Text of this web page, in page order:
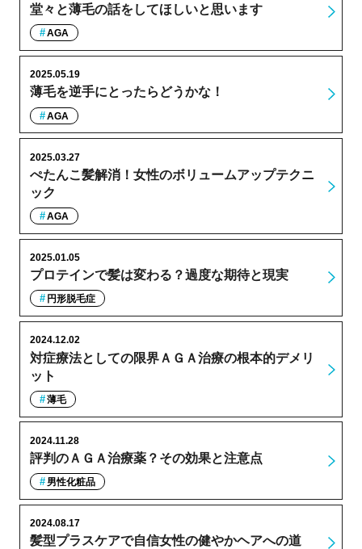
堂々と薄毛の話をしてほしいと思います
AGA
薄毛を逆手にとったらどうかな！
2025.05.19
AGA
ぺたんこ髪解消！女性のボリュームアップテクニ
ック
2025.03.27
AGA
プロテインで髪は変わる？過度な期待と現実
2025.01.05
円形脱毛症
対症療法としての限界ＡＧＡ治療の根本的デメリ
ット
2024.12.02
薄毛
評判のＡＧＡ治療薬？その効果と注意点
2024.11.28
男性化粧品
髪型プラスケアで自信女性の健やかヘアへの道
2024.08.17